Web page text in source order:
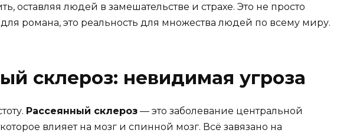
оставляя людей в замешательстве и страхе. Это не просто
для романа, это реальность для множества людей по всему миру.
склероз: невидимая угроза
Рассеянный склероз — это заболевание центральной
влияет на мозг и спинной мозг. Всё завязано на